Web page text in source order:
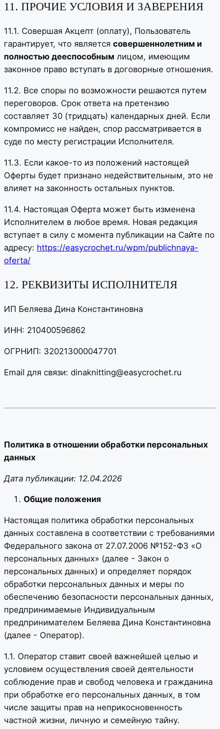
11. ПРОЧИЕ УСЛОВИЯ И ЗАВЕРЕНИЯ
11.1. Совершая Акцепт (оплату), Пользователь
гарантирует, что является совершеннолетним и
полностью дееспособным лицом, имеющим
законное право вступать в договорные отношения.
11.2. Все споры по возможности решаются путем
переговоров. Срок ответа на претензию
составляет 30 (тридцать) календарных дней. Если
компромисс не найден, спор рассматривается в
суде по месту регистрации Исполнителя.
11.3. Если какое-то из положений настоящей
Оферты будет признано недействительным, это не
влияет на законность остальных пунктов.
11.4. Настоящая Оферта может быть изменена
Исполнителем в любое время. Новая редакция
вступает в силу с момента публикации на Сайте по
адресу: https://easycrochet.ru/wpm/publichnaya-
oferta/
12. РЕКВИЗИТЫ ИСПОЛНИТЕЛЯ
ИП Беляева Дина Константиновна
ИНН: 210400596862
ОГРНИП: 320213000047701
Email для связи: dinaknitting@easycrochet.ru
Политика в отношении обработки персональных
данных
Дата публикации: 12.04.2026
Общие положения
Настоящая политика обработки персональных
данных составлена в соответствии с требованиями
Федерального закона от 27.07.2006 №152-ФЗ «О
персональных данных» (далее - Закон о
персональных данных) и определяет порядок
обработки персональных данных и меры по
обеспечению безопасности персональных данных,
предпринимаемые Индивидуальным
предпринимателем Беляева Дина Константиновна
(далее - Оператор).
1.1. Оператор ставит своей важнейшей целью и
условием осуществления своей деятельности
соблюдение прав и свобод человека и гражданина
при обработке его персональных данных, в том
числе защиты прав на неприкосновенность
частной жизни, личную и семейную тайну.